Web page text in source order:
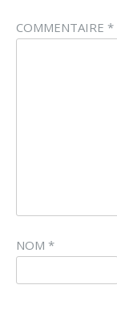
COMMENTAIRE *
NOM *